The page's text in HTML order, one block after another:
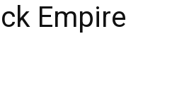
Empire